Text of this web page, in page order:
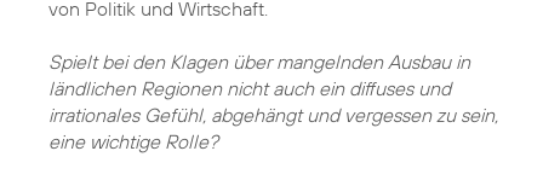
von Politik und Wirtschaft.
Spielt bei den Klagen über mangelnden Ausbau in
ländlichen Regionen nicht auch ein diffuses und
irrationales Gefühl, abgehängt und vergessen zu sein,
eine wichtige Rolle?